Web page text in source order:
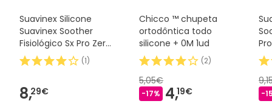
Suavinex Silicone
Suavinex Soother
Fisiológico Sx Pro Zero
2m 1 peça
(1)
8,29€
Chicco ™ chupeta
ortodôntica todo
silicone + 0M 1ud
(2)
5,05€
-17% 4,19€ -